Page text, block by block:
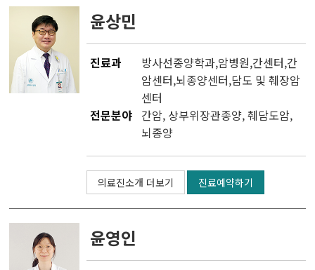
윤상민
진료과 방사선종양학과,암병원,간센터,간
암센터,뇌종양센터,담도 및 췌장암
센터
전문분야 간암, 상부위장관종양, 췌담도암,
뇌종양
의료진소개 더보기 진료예약하기
윤영인